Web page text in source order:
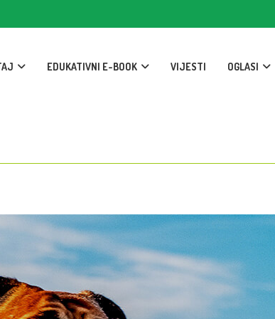
EDUKATIVNI E-BOOK VIJESTI OGLASI